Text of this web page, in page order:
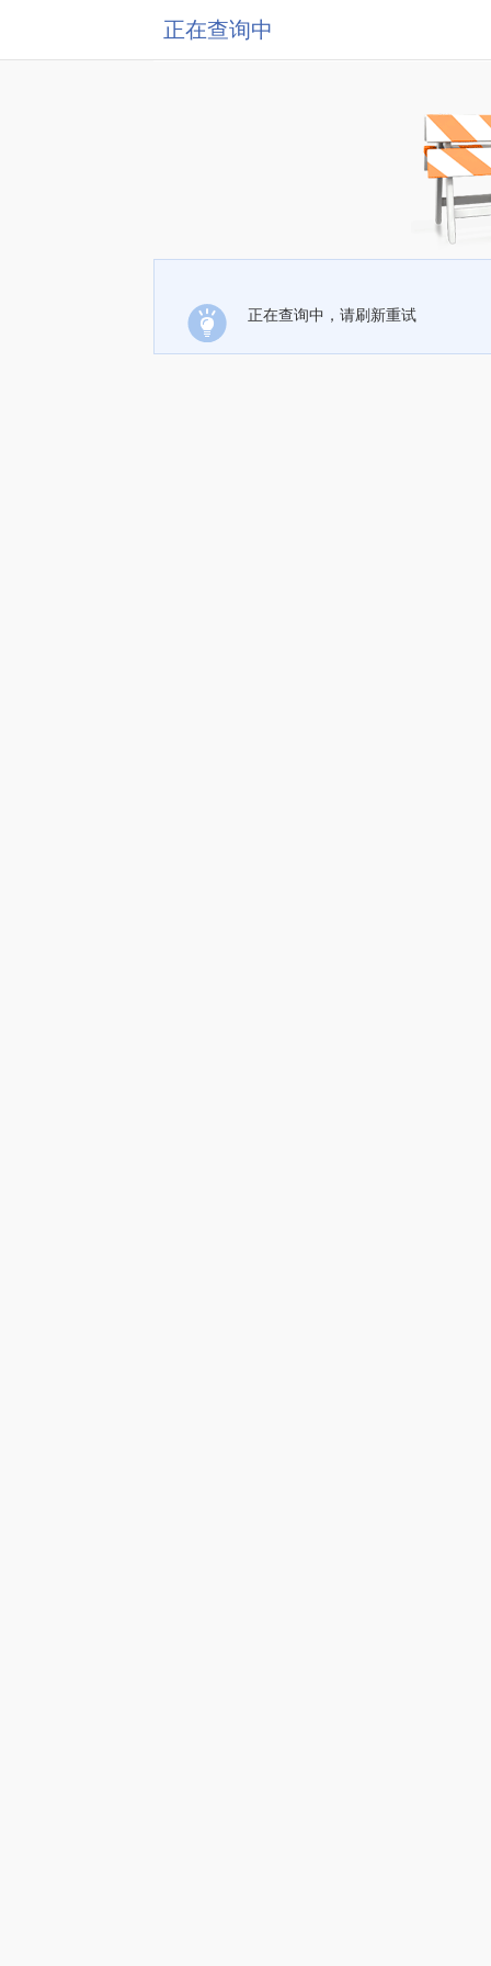
正在查询中
正在查询中，请刷新重试